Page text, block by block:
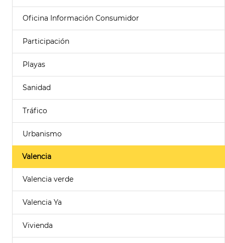
Oficina Información Consumidor
Participación
Playas
Sanidad
Tráfico
Urbanismo
Valencia
Valencia verde
Valencia Ya
Vivienda